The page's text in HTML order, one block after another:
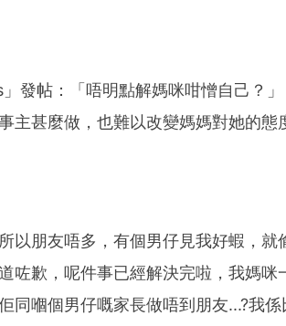
發帖：「唔明點解媽咪咁憎自己？
主甚麼做，也難以改變媽媽對她的態
以朋友唔多，有個男仔見我好蝦，就
咗歉，呢件事已經解決完啦，我媽咪
同嗰個男仔嘅家長做唔到朋友...?我